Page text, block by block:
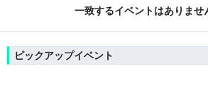
一致するイベントはありませ
ピックアップイベント